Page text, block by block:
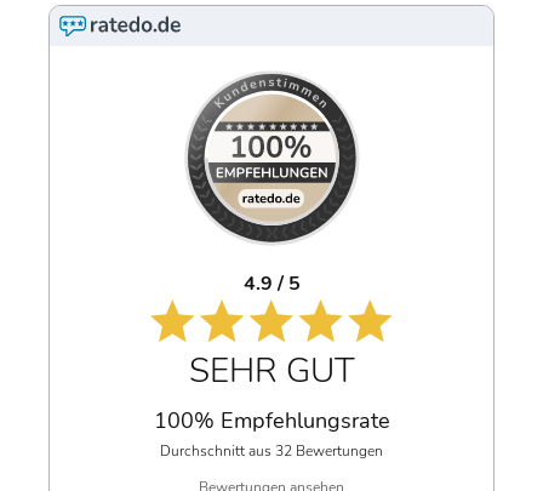
4.9 / 5
SEHR GUT
100% Empfehlungsrate
Durchschnitt aus 32 Bewertungen
Bewertungen ansehen